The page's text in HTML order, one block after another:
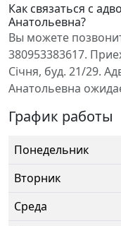
Как связаться с
Анатольевна?
Вы можете
380953383617.
Січня, буд. 21/29.
Анатольевна
График работы
Понедельник
Вторник
Среда